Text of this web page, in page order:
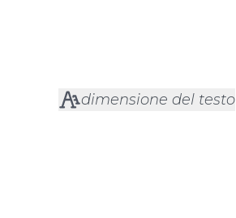
dimensione del testo